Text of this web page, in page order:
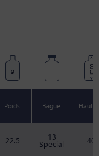
g mm
Poids Bague
22.5 13
Special 40